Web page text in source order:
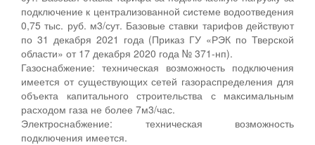
подключение к централизованной системе водоотведения
0,75 тыс. руб. м3/сут. Базовые ставки тарифов действуют
по 31 декабря 2021 года (Приказ ГУ «РЭК по Тверской
области» от 17 декабря 2020 года № 371-нп).
Газоснабжение: техническая возможность подключения
имеется от существующих сетей газораспределения для
объекта капитального строительства с максимальным
расходом газа не более 7м3/час.
Электроснабжение: техническая возможность
подключения имеется.